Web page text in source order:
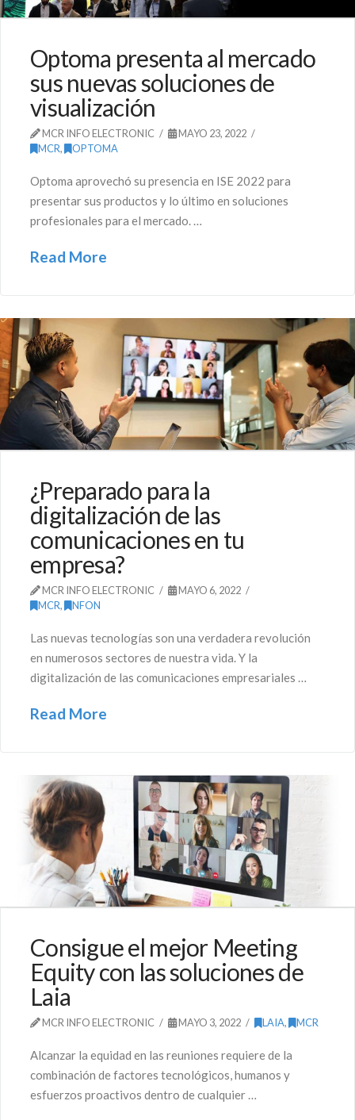
Optoma presenta al mercado
sus nuevas soluciones de
visualización
MCR INFO ELECTRONIC
MAYO 23, 2022
MCR, OPTOMA
Optoma aprovechó su presencia en ISE 2022 para
presentar sus productos y lo último en soluciones
profesionales para el mercado. …
Read More
¿Preparado para la
digitalización de las
comunicaciones en tu
empresa?
MCR INFO ELECTRONIC
MAYO 6, 2022
MCR, NFON
Las nuevas tecnologías son una verdadera revolución
en numerosos sectores de nuestra vida. Y la
digitalización de las comunicaciones empresariales …
Read More
Consigue el mejor Meeting
Equity con las soluciones de
Laia
MCR INFO ELECTRONIC MAYO 3, 2022 LAIA, MCR
Alcanzar la equidad en las reuniones requiere de la
combinación de factores tecnológicos, humanos y
esfuerzos proactivos dentro de cualquier …